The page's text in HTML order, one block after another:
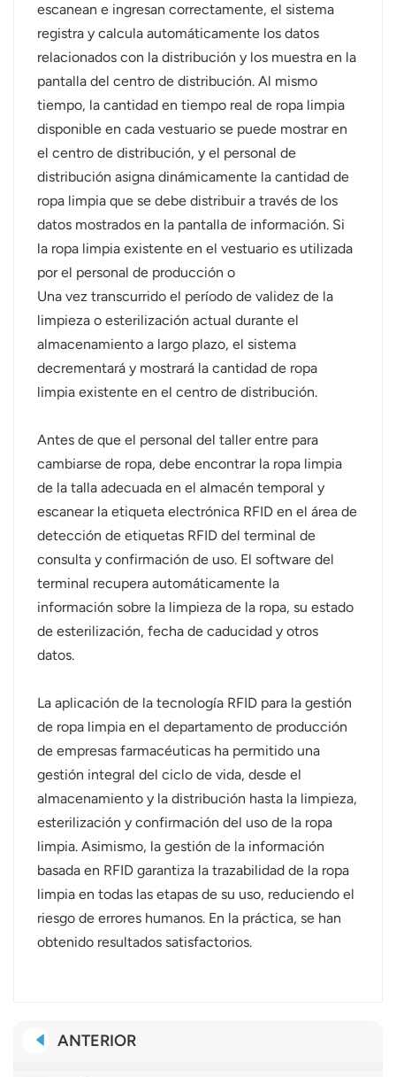
escanean e ingresan correctamente, el sistema
registra y calcula automáticamente los datos
relacionados con la distribución y los muestra en la
pantalla del centro de distribución. Al mismo
tiempo, la cantidad en tiempo real de ropa limpia
disponible en cada vestuario se puede mostrar en
el centro de distribución, y el personal de
distribución asigna dinámicamente la cantidad de
ropa limpia que se debe distribuir a través de los
datos mostrados en la pantalla de información. Si
la ropa limpia existente en el vestuario es utilizada
por el personal de producción o
Una vez transcurrido el período de validez de la
limpieza o esterilización actual durante el
almacenamiento a largo plazo, el sistema
decrementará y mostrará la cantidad de ropa
limpia existente en el centro de distribución.
Antes de que el personal del taller entre para
cambiarse de ropa, debe encontrar la ropa limpia
de la talla adecuada en el almacén temporal y
escanear la etiqueta electrónica RFID en el área de
detección de etiquetas RFID del terminal de
consulta y confirmación de uso. El software del
terminal recupera automáticamente la
información sobre la limpieza de la ropa, su estado
de esterilización, fecha de caducidad y otros
datos.
La aplicación de la tecnología RFID para la gestión
de ropa limpia en el departamento de producción
de empresas farmacéuticas ha permitido una
gestión integral del ciclo de vida, desde el
almacenamiento y la distribución hasta la limpieza,
esterilización y confirmación del uso de la ropa
limpia. Asimismo, la gestión de la información
basada en RFID garantiza la trazabilidad de la ropa
limpia en todas las etapas de su uso, reduciendo el
riesgo de errores humanos. En la práctica, se han
obtenido resultados satisfactorios.
ANTERIOR